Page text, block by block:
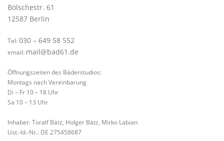
Bölschestr. 61
12587 Berlin
Tel:030 – 649 58 552
email: mail@bad61.de
Öffnungszeiten des Bäderstudios:
Montags nach Vereinbarung
Di – Fr 10 – 18 Uhr
Sa 10 – 13 Uhr
Inhaber: Toralf Bätz, Holger Bätz, Mirko Labian
Ust.-Id.-Nr.: DE 275458687